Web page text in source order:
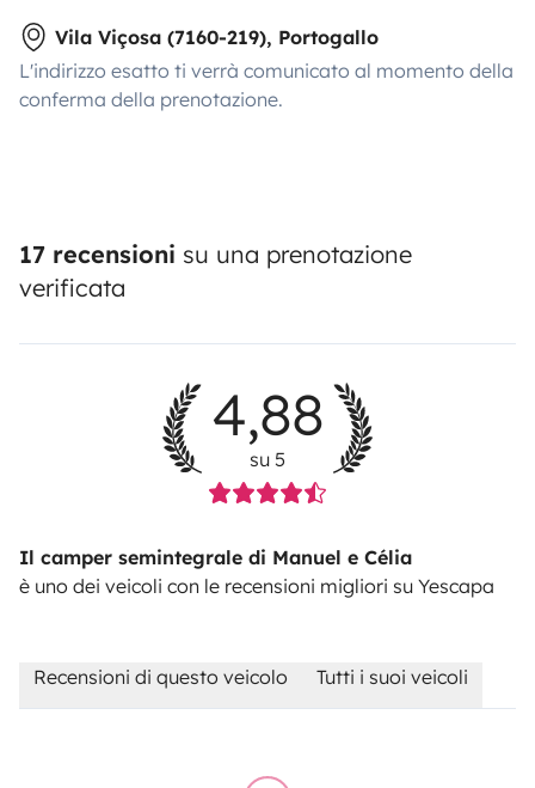
Vila Viçosa (7160-219), Portogallo
L'indirizzo esatto ti verrà comunicato al momento della
conferma della prenotazione.
17 recensioni su una prenotazione
verificata
4,88
su 5
Il camper semintegrale di Manuel e Célia
è uno dei veicoli con le recensioni migliori su Yescapa
Recensioni di questo veicolo Tutti i suoi veicoli